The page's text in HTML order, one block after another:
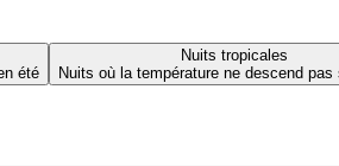
été
Nuits tropicales
Nuits où la température ne descend pas